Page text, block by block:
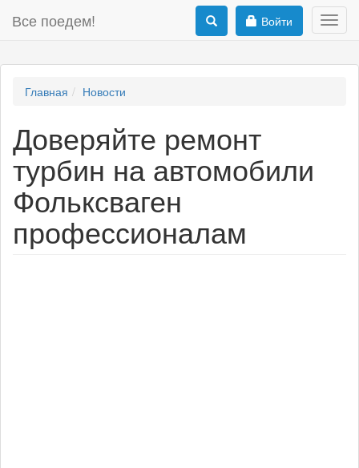
Все поедем! Войти
Главная Новости
Доверяйте ремонт
турбин на автомобили
Фольксваген
профессионалам